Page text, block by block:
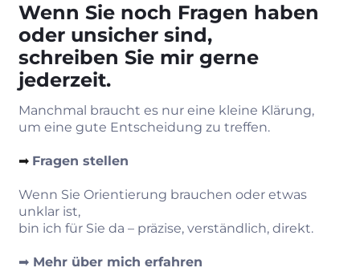
Wenn Sie noch Fragen haben
oder unsicher sind,
schreiben Sie mir gerne
jederzeit.
Manchmal braucht es nur eine kleine Klärung,
um eine gute Entscheidung zu treffen.
➡︎ Fragen stellen
Wenn Sie Orientierung brauchen oder etwas
unklar ist,
bin ich für Sie da – präzise, verständlich, direkt.
➡︎ Mehr über mich erfahren